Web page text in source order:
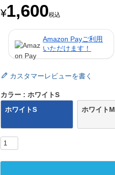
¥1,600税込
Amazon Payご利用
いただけます！
カスタマーレビューを書く
カラー
ホワイトS
ホワイトS
ホワイトM